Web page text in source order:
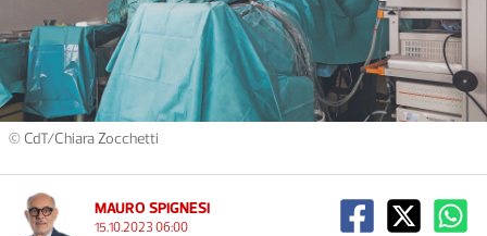
© CdT/Chiara Zocchetti
MAURO SPIGNESI
15.10.2023 06:00